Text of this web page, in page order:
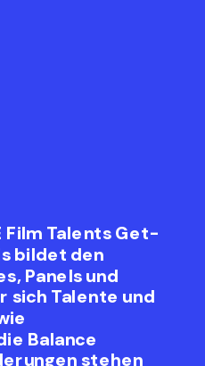
Film Talents Get-
bildet den
Panels und
sich Talente und
Balance
stehen